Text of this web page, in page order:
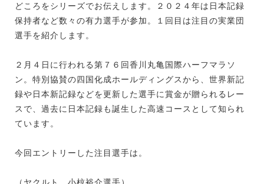
どころをシリーズでお伝えします。２０２４年は日本記録
保持者など数々の有力選手が参加。１回目は注目の実業団
選手を紹介します。
２月４日に行われる第７６回香川丸亀国際ハーフマラソ
ン。特別協賛の四国化成ホールディングスから、世界新記
録や日本新記録などを更新した選手に賞金が贈られるレー
スで、過去に日本記録も誕生した高速コースとして知られ
ています。
今回エントリーした注目選手は。
（ヤクルト 小椋裕介選手）